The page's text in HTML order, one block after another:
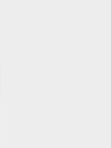
会会员入会须知